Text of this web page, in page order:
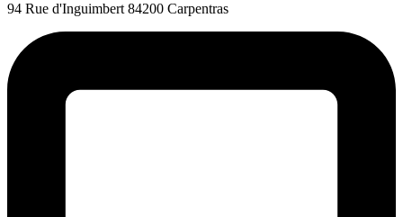
94 Rue d'Inguimbert 84200 Carpentras